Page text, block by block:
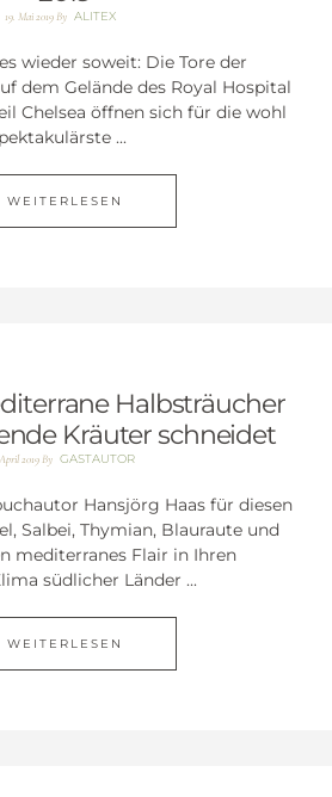
19. Mai 2019By ALITEX
wieder soweit: Die Tore der
dem Gelände des Royal Hospital
Chelsea öffnen sich für die wohl
...
WEITERLESEN
Halbsträucher
Kräuter schneidet
2019By GASTAUTOR
Hansjörg Haas für diesen
Salbei, Thymian, Blauraute und
mediterranes Flair in Ihren
südlicher Länder ...
WEITERLESEN